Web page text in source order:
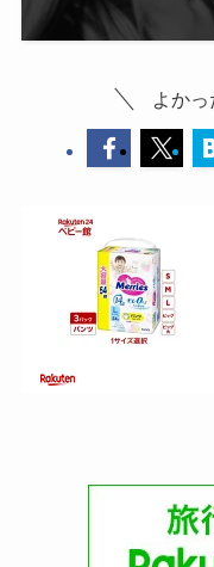
よかっ